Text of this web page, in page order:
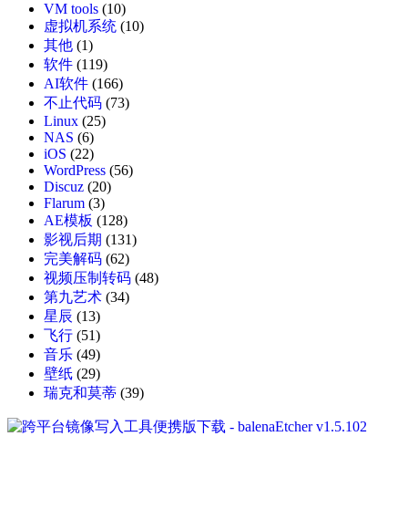
VM tools (10)
虚拟机系统 (10)
其他 (1)
软件 (119)
AI软件 (166)
不止代码 (73)
Linux (25)
NAS (6)
iOS (22)
WordPress (56)
Discuz (20)
Flarum (3)
AE模板 (128)
影视后期 (131)
完美解码 (62)
视频压制转码 (48)
第九艺术 (34)
星辰 (13)
飞行 (51)
音乐 (49)
壁纸 (29)
瑞克和莫蒂 (39)